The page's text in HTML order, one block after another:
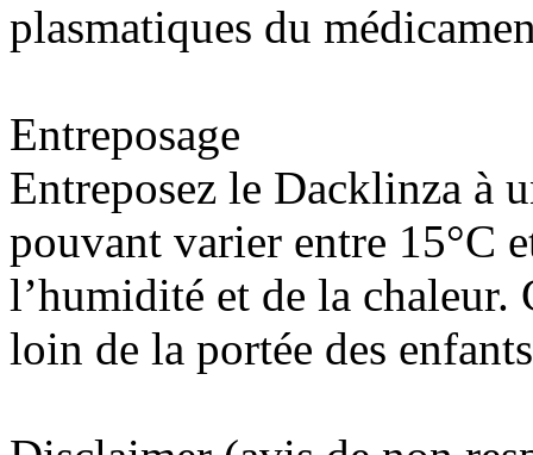
plasmatiques du
Entreposage
Entreposez le Dacklinza à
pouvant varier entre 15°C
l’humidité et de la chaleur.
loin de la portée des